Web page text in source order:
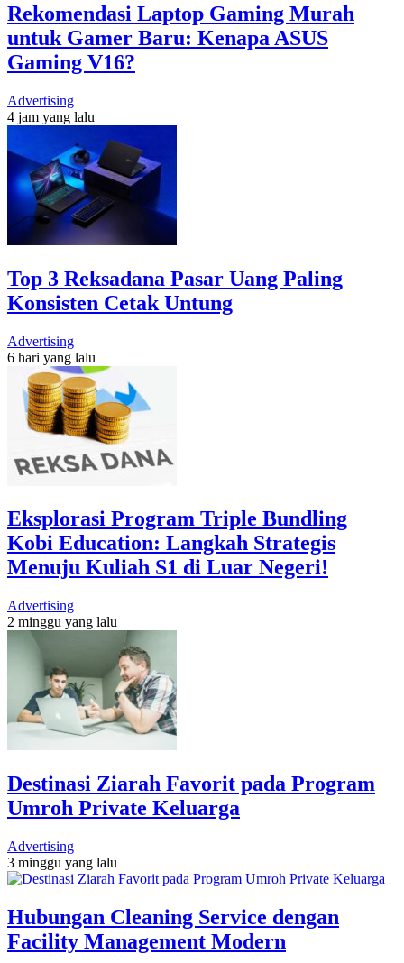
Rekomendasi Laptop Gaming Murah
untuk Gamer Baru: Kenapa ASUS
Gaming V16?
Advertising
4 jam yang lalu
Top 3 Reksadana Pasar Uang Paling
Konsisten Cetak Untung
Advertising
6 hari yang lalu
Eksplorasi Program Triple Bundling
Kobi Education: Langkah Strategis
Menuju Kuliah S1 di Luar Negeri!
Advertising
2 minggu yang lalu
Destinasi Ziarah Favorit pada Program
Umroh Private Keluarga
Advertising
3 minggu yang lalu
Hubungan Cleaning Service dengan
Facility Management Modern